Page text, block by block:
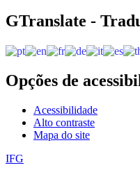
GTranslate -
Opções de
Acessibilidade
Alto contraste
Mapa do site
IFG